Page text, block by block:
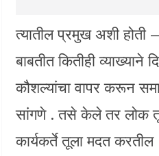
त्यातील प्रमुख अशी होती
बाबतीत कितीही व्याख्याने
कौशल्यांचा वापर करून
सांगणे . तसे केले तर लोक
कार्यकर्ते तूला मदत